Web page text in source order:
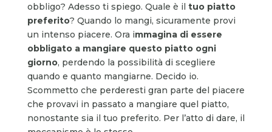
obbligo? Adesso ti spiego. Quale è il tuo piatto
preferito? Quando lo mangi, sicuramente provi
un intenso piacere. Ora immagina di essere
obbligato a mangiare questo piatto ogni
giorno, perdendo la possibilità di scegliere
quando e quanto mangiarne. Decido io.
Scommetto che perderesti gran parte del piacere
che provavi in passato a mangiare quel piatto,
nonostante sia il tuo preferito. Per l’atto di dare, il